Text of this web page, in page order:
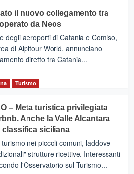
il nuovo collegamento tra
da Neos
degli aeroporti di Catania e Comiso,
di Alpitour World, annunciano
diretto tra Catania...
Turismo
– Meta turistica privilegiata
Anche la Valle Alcantara
classifica siciliana
nei piccoli comuni, laddove
strutture ricettive. Interessanti
l'Osservatorio sul Turismo...